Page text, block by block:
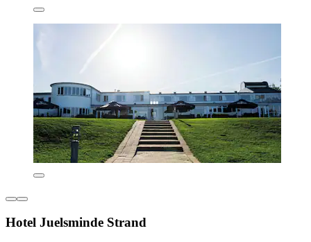
Hotel Juelsminde Strand